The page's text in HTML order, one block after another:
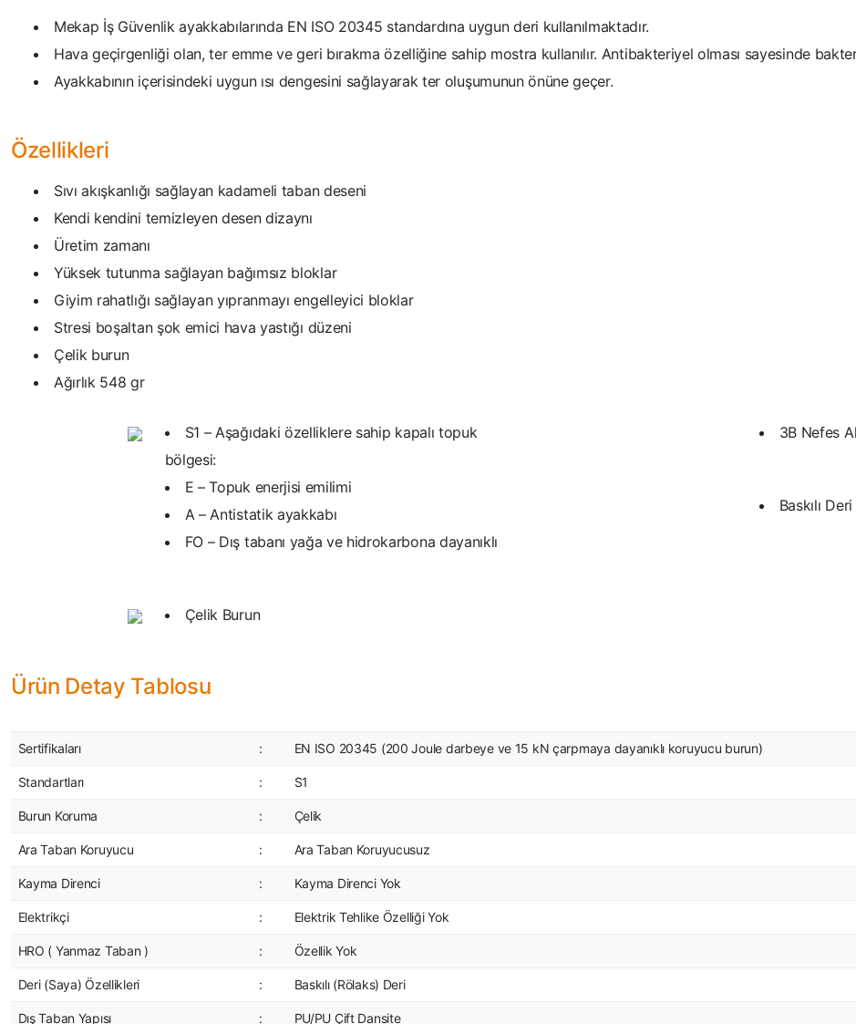
Mekap İş Güvenlik ayakkabılarında EN ISO 20345 standardına uygun deri kullanılmaktadır.
Hava geçirgenliği olan, ter emme ve geri bırakma özelliğine sahip mostra kullanılır. Antibakteriyel olması sayesinde
Ayakkabının içerisindeki uygun ısı dengesini sağlayarak ter oluşumunun önüne geçer.
Özellikleri
Sıvı akışkanlığı sağlayan kadameli taban deseni
Kendi kendini temizleyen desen dizaynı
Üretim zamanı
Yüksek tutunma sağlayan bağımsız bloklar
Giyim rahatlığı sağlayan yıpranmayı engelleyici bloklar
Stresi boşaltan şok emici hava yastığı düzeni
Çelik burun
Ağırlık 548 gr
S1 – Aşağıdaki özelliklere sahip kapalı topuk
bölgesi:
E – Topuk enerjisi emilimi
A – Antistatik ayakkabı
FO – Dış tabanı yağa ve hidrokarbona dayanıklı
Çelik Burun
3B Nefes
Baskılı Deri
Ürün Detay Tablosu
Sertifikaları : EN ISO 20345 (200 Joule darbeye ve 15 kN çarpmaya dayanıklı koruyucu burun)
Standartları : S1
Burun Koruma : Çelik
Ara Taban Koruyucu : Ara Taban Koruyucusuz
Kayma Direnci : Kayma Direnci Yok
Elektrikçi : Elektrik Tehlike Özelliği Yok
HRO ( Yanmaz Taban ) : Özellik Yok
Deri (Saya) Özellikleri : Baskılı (Rölaks) Deri
Dış Taban Yapısı : PU/PU Çift Dansite